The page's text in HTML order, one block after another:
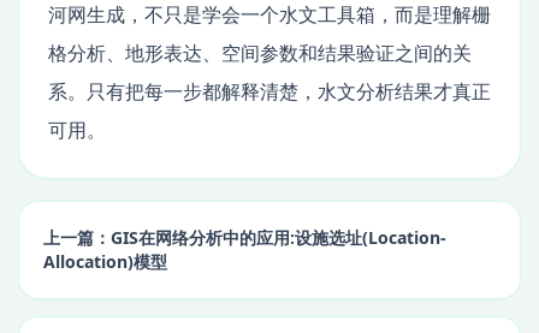
河网生成，不只是学会一个水文工具箱，而是理解栅
格分析、地形表达、空间参数和结果验证之间的关
系。只有把每一步都解释清楚，水文分析结果才真正
可用。
上一篇：GIS在网络分析中的应用:设施选址(Location-
Allocation)模型